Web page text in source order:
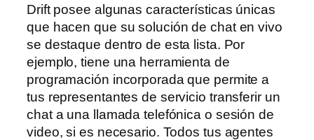
Drift posee algunas características únicas
que hacen que su solución de chat en vivo
se destaque dentro de esta lista. Por
ejemplo, tiene una herramienta de
programación incorporada que permite a
tus representantes de servicio transferir un
chat a una llamada telefónica o sesión de
video, si es necesario. Todos tus agentes